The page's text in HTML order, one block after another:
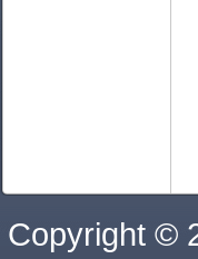
Copyright ©